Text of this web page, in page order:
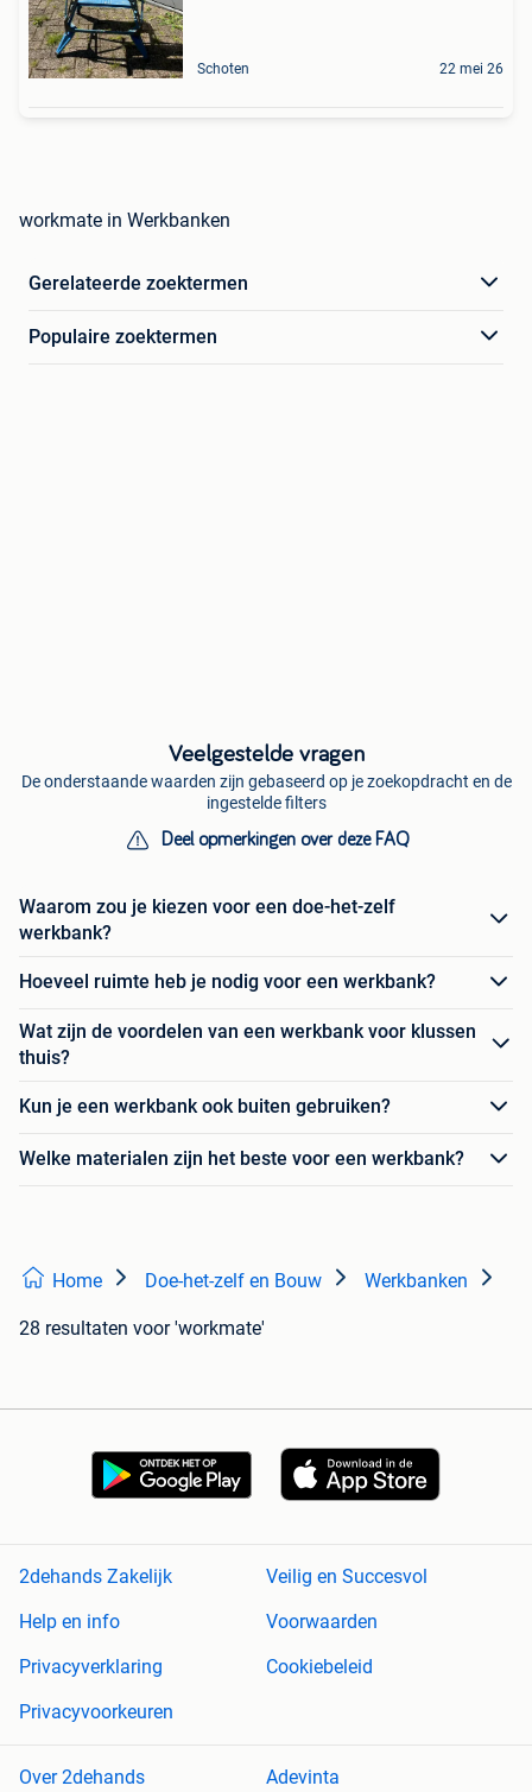
Schoten 22 mei 26
workmate in Werkbanken
Gerelateerde zoektermen
Populaire zoektermen
Veelgestelde vragen
De onderstaande waarden zijn gebaseerd op je zoekopdracht en de
ingestelde filters
Deel opmerkingen over deze FAQ
Waarom zou je kiezen voor een doe-het-zelf
werkbank?
Hoeveel ruimte heb je nodig voor een werkbank?
Wat zijn de voordelen van een werkbank voor klussen
thuis?
Kun je een werkbank ook buiten gebruiken?
Welke materialen zijn het beste voor een werkbank?
Home Doe-het-zelf en Bouw Werkbanken
28 resultaten voor 'workmate'
2dehands Zakelijk
Veilig en Succesvol
Help en info
Voorwaarden
Privacyverklaring
Cookiebeleid
Privacyvoorkeuren
Over 2dehands Adevinta